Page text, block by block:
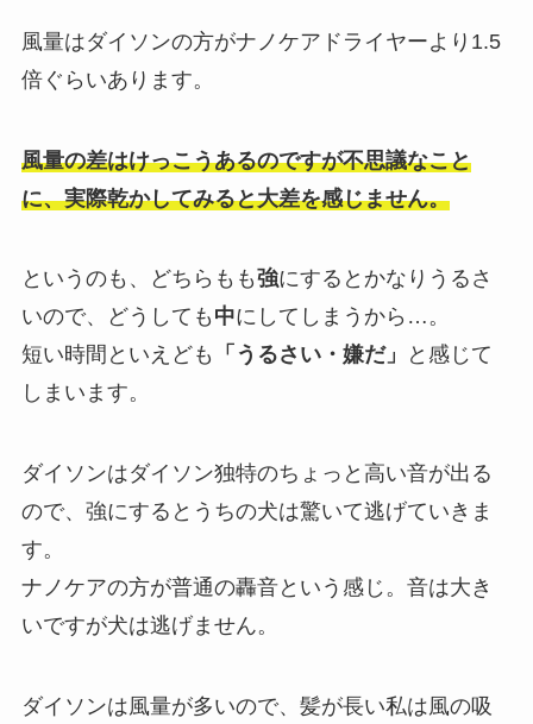
風量はダイソンの方がナノケアドライヤーより1.5
倍ぐらいあります。
風量の差はけっこうあるのですが不思議なこと
に、実際乾かしてみると大差を感じません。
というのも、どちらもも強にするとかなりうるさ
いので、どうしても 中にしてしまうから…。
短い時間といえども
「うるさい・嫌だ」
と感じて
しまいます。
ダイソンはダイソン独特のちょっと高い音が出る
ので、強にするとうちの犬は驚いて逃げていきま
す。
ナノケアの方が普通の轟音という感じ。音は大き
いですが犬は逃げません。
ダイソンは風量が多いので、髪が長い私は風の吸